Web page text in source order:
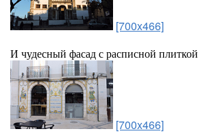
[700x466]
И чудесный фасад с расписной плиткой
[700x466]